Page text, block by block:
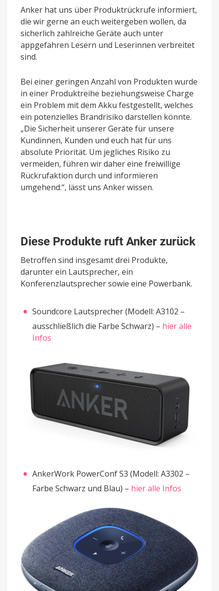
Anker hat uns über Produktrückrufe informiert,
die wir gerne an euch weitergeben wollen, da
sicherlich zahlreiche Geräte auch unter
appgefahren Lesern und Leserinnen verbreitet
sind.
Bei einer geringen Anzahl von Produkten wurde
in einer Produktreihe beziehungsweise Charge
ein Problem mit dem Akku festgestellt, welches
ein potenzielles Brandrisiko darstellen könnte.
„Die Sicherheit unserer Geräte für unsere
Kundinnen, Kunden und euch hat für uns
absolute Priorität. Um jegliches Risiko zu
vermeiden, führen wir daher eine freiwillige
Rückrufaktion durch und informieren
umgehend.“, lässt uns Anker wissen.
Diese Produkte ruft Anker zurück
Betroffen sind insgesamt drei Produkte,
darunter ein Lautsprecher, ein
Konferenzlautsprecher sowie eine Powerbank.
Soundcore Lautsprecher (Modell: A3102 –
ausschließlich die Farbe Schwarz) – hier alle
Infos
AnkerWork PowerConf S3 (Modell: A3302 –
Farbe Schwarz und Blau) – hier alle Infos